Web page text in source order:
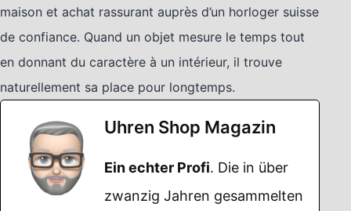
maison et achat rassurant auprès d’un horloger suisse
de confiance. Quand un objet mesure le temps tout
en donnant du caractère à un intérieur, il trouve
naturellement sa place pour longtemps.
Uhren Shop Magazin
Ein echter Profi. Die in über
zwanzig Jahren gesammelten